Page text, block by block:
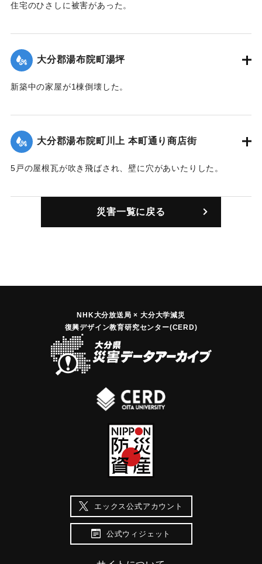
住宅のひさしに被害があった。
｜固有コード:00772001
大分郡湯布院町湯坪
新築中の家屋が1棟倒壊した。
｜固有コード:00772002
大分郡湯布院町川上 本町通り商店街
5戸の屋根瓦が吹き飛ばされ、壁に穴があいたりした。
｜固有コード:00772003
災害一覧に戻る
NHK大分放送局 × 大分大学減災
復興デザイン教育研究センター(CERD)
エックス公式アカウント
公式ウィジェット